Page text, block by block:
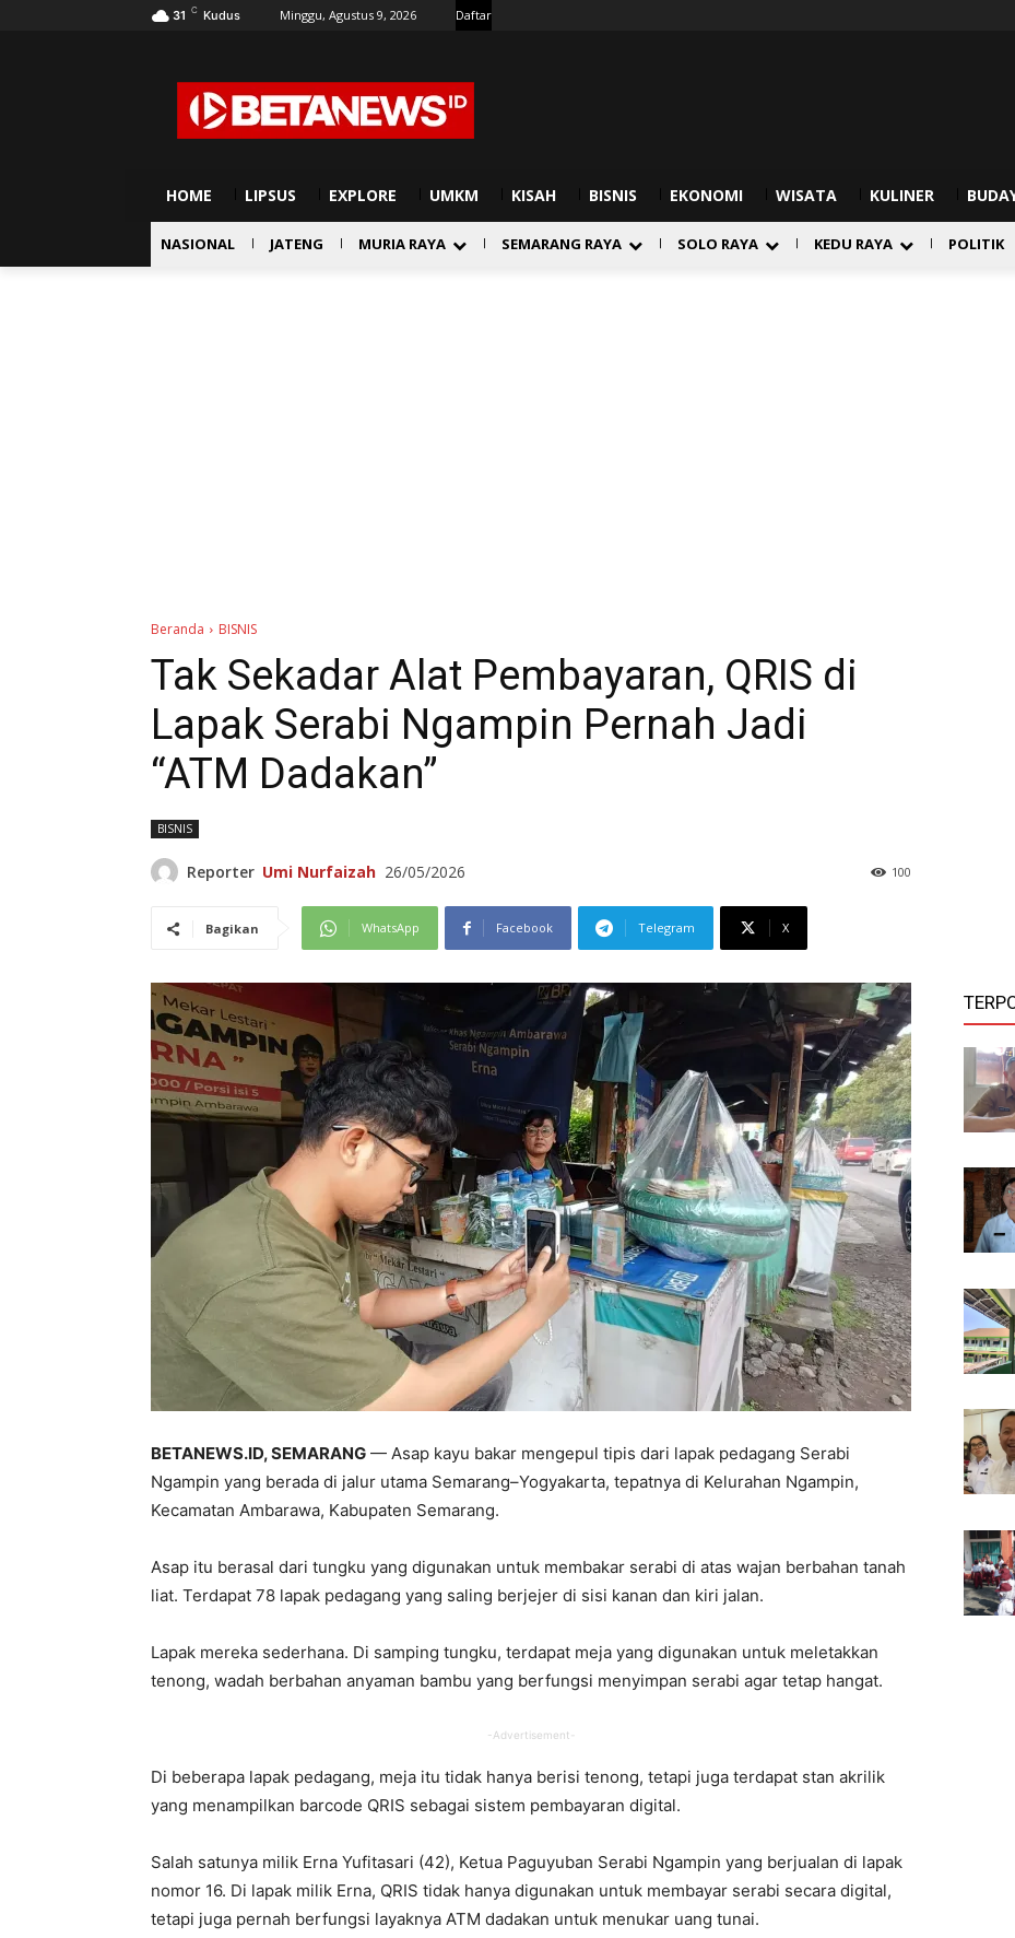
31 C Kudus Minggu, Agustus 9, 2026 Daftar
HOME LIPSUS EXPLORE UMKM KISAH BISNIS EKONOMI WISATA KULINER
NASIONAL JATENG MURIA RAYA SEMARANG RAYA SOLO RAYA KEDU RAYA POLITIK
Beranda BISNIS
Tak Sekadar Alat Pembayaran, QRIS di
Lapak Serabi Ngampin Pernah Jadi
“ATM Dadakan”
BISNIS
Reporter Umi Nurfaizah 26/05/2026 100
Bagikan WhatsApp Facebook Telegram X
BETANEWS.ID, SEMARANG — Asap kayu bakar mengepul tipis dari lapak pedagang Serabi
Ngampin yang berada di jalur utama Semarang–Yogyakarta, tepatnya di Kelurahan Ngampin,
Kecamatan Ambarawa, Kabupaten Semarang.
Asap itu berasal dari tungku yang digunakan untuk membakar serabi di atas wajan berbahan tanah
liat. Terdapat 78 lapak pedagang yang saling berjejer di sisi kanan dan kiri jalan.
Lapak mereka sederhana. Di samping tungku, terdapat meja yang digunakan untuk meletakkan
tenong, wadah berbahan anyaman bambu yang berfungsi menyimpan serabi agar tetap hangat.
-Advertisement-
Di beberapa lapak pedagang, meja itu tidak hanya berisi tenong, tetapi juga terdapat stan akrilik
yang menampilkan barcode QRIS sebagai sistem pembayaran digital.
Salah satunya milik Erna Yufitasari (42), Ketua Paguyuban Serabi Ngampin yang berjualan di lapak
nomor 16. Di lapak milik Erna, QRIS tidak hanya digunakan untuk membayar serabi secara digital,
tetapi juga pernah berfungsi layaknya ATM dadakan untuk menukar uang tunai.